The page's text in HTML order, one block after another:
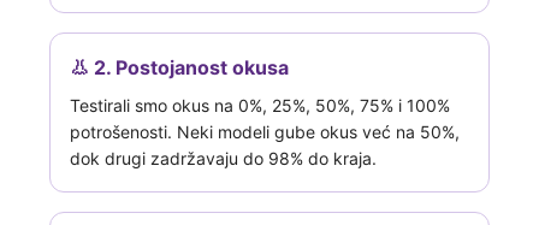
👃 2. Postojanost okusa
Testirali smo okus na 0%, 25%, 50%, 75% i 100%
potrošenosti. Neki modeli gube okus već na 50%,
dok drugi zadržavaju do 98% do kraja.